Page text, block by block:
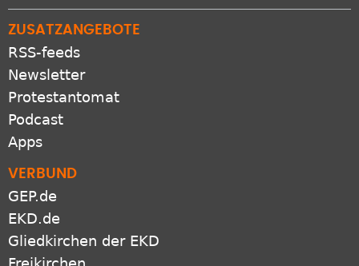
ZUSATZANGEBOTE
RSS-feeds
Newsletter
Protestantomat
Podcast
Apps
VERBUND
GEP.de
EKD.de
Gliedkirchen der EKD